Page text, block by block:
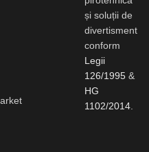
și soluții de
divertisment
conform
Legii
126/1995 &
HG
1102/2014